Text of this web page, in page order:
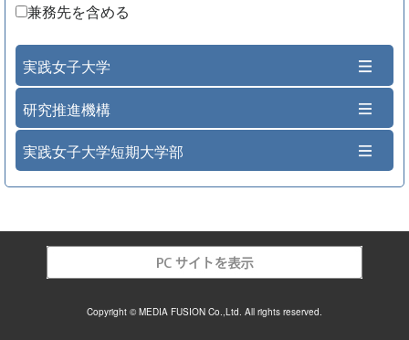
兼務先を含める
実践女子大学
研究推進機構
実践女子大学短期大学部
Copyright © MEDIA FUSION Co.,Ltd. All rights reserved.